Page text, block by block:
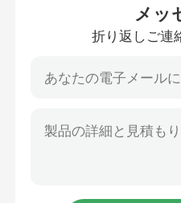
超音波洗浄機
超音波細胞の Disruptor
超音波リアクター
メッ
折り返しご連